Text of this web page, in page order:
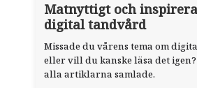
Matnyttigt och
digital tandvård
Missade du vårens tema om
eller vill du kanske läsa det
alla artiklarna samlade.